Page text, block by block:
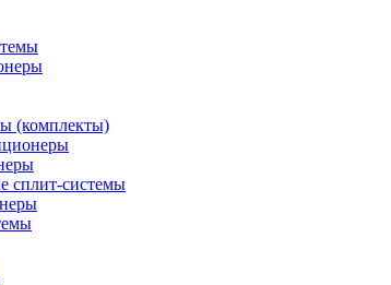
(комплекты)
сплит-системы